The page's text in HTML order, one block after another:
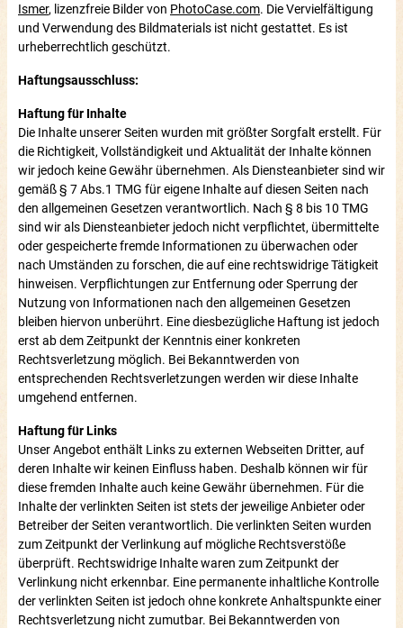
Ismer, lizenzfreie Bilder von PhotoCase.com. Die Vervielfältigung
und Verwendung des Bildmaterials ist nicht gestattet. Es ist
urheberrechtlich geschützt.
Haftungsausschluss:
Haftung für Inhalte
Die Inhalte unserer Seiten wurden mit größter Sorgfalt erstellt. Für
die Richtigkeit, Vollständigkeit und Aktualität der Inhalte können
wir jedoch keine Gewähr übernehmen. Als Diensteanbieter sind wir
gemäß § 7 Abs.1 TMG für eigene Inhalte auf diesen Seiten nach
den allgemeinen Gesetzen verantwortlich. Nach § 8 bis 10 TMG
sind wir als Diensteanbieter jedoch nicht verpflichtet, übermittelte
oder gespeicherte fremde Informationen zu überwachen oder
nach Umständen zu forschen, die auf eine rechtswidrige Tätigkeit
hinweisen. Verpflichtungen zur Entfernung oder Sperrung der
Nutzung von Informationen nach den allgemeinen Gesetzen
bleiben hiervon unberührt. Eine diesbezügliche Haftung ist jedoch
erst ab dem Zeitpunkt der Kenntnis einer konkreten
Rechtsverletzung möglich. Bei Bekanntwerden von
entsprechenden Rechtsverletzungen werden wir diese Inhalte
umgehend entfernen.
Haftung für Links
Unser Angebot enthält Links zu externen Webseiten Dritter, auf
deren Inhalte wir keinen Einfluss haben. Deshalb können wir für
diese fremden Inhalte auch keine Gewähr übernehmen. Für die
Inhalte der verlinkten Seiten ist stets der jeweilige Anbieter oder
Betreiber der Seiten verantwortlich. Die verlinkten Seiten wurden
zum Zeitpunkt der Verlinkung auf mögliche Rechtsverstöße
überprüft. Rechtswidrige Inhalte waren zum Zeitpunkt der
Verlinkung nicht erkennbar. Eine permanente inhaltliche Kontrolle
der verlinkten Seiten ist jedoch ohne konkrete Anhaltspunkte einer
Rechtsverletzung nicht zumutbar. Bei Bekanntwerden von